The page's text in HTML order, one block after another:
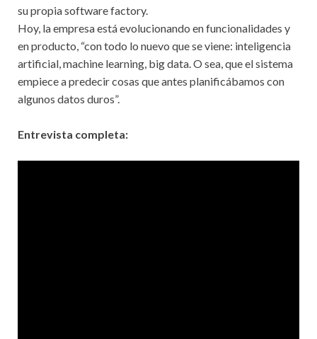
su propia software factory.
Hoy, la empresa está evolucionando en funcionalidades y
en producto, “con todo lo nuevo que se viene: inteligencia
artificial, machine learning, big data. O sea, que el sistema
empiece a predecir cosas que antes planificábamos con
algunos datos duros”.
Entrevista completa: